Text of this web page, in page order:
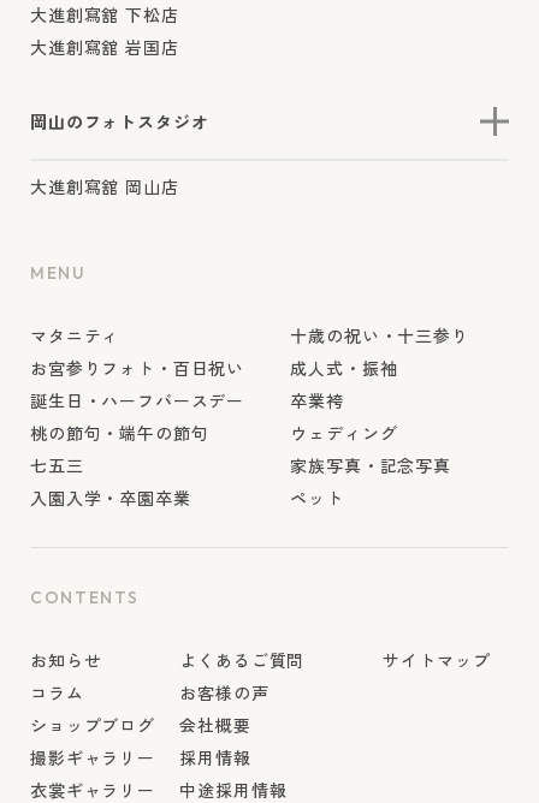
大進創寫舘 下松店
大進創寫舘 岩国店
岡山のフォトスタジオ
大進創寫舘 岡山店
MENU
マタニティ
お宮参りフォト・百日祝い
誕生日・ハーフバースデー
桃の節句・端午の節句
七五三
入園入学・卒園卒業
十歳の祝い・十三参り
成人式・振袖
卒業袴
ウェディング
家族写真・記念写真
ペット
CONTENTS
お知らせ
コラム
ショップブログ
撮影ギャラリー
衣裳ギャラリー
よくあるご質問
お客様の声
会社概要
採用情報
中途採用情報
サイトマップ